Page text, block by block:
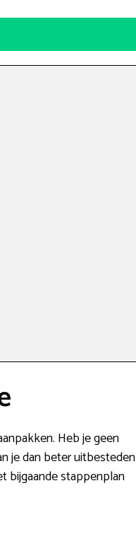
Heb je geen
je dan beter uitbesteden
bijgaande stappenplan